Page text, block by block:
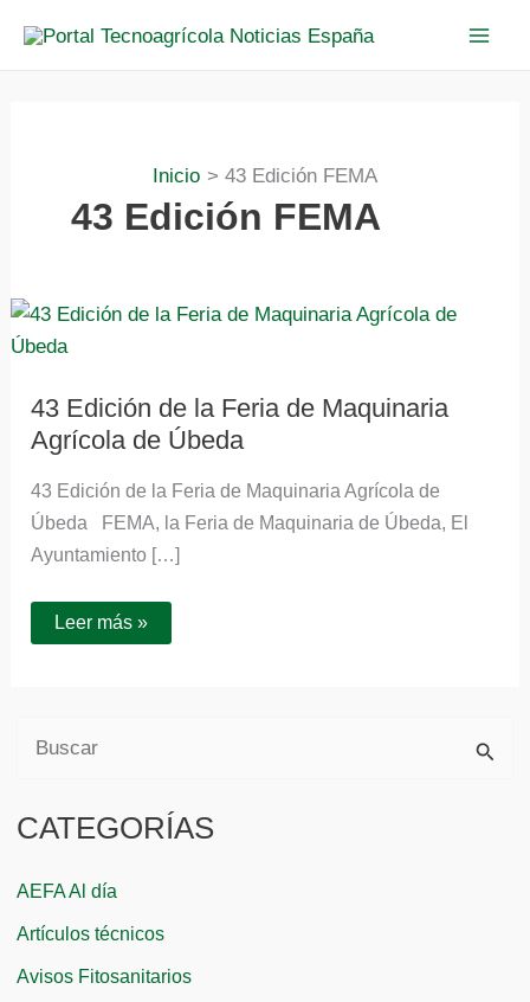
Inicio 43 Edición FEMA
43 Edición FEMA
43 Edición de la Feria de Maquinaria
Agrícola de Úbeda
43 Edición de la Feria de Maquinaria Agrícola de
Úbeda FEMA, la Feria de Maquinaria de Úbeda, El
Ayuntamiento […]
43
Edición
de
de
Maquinaria
Agrícola
de
Leer más »
s
r
p
CATEGORÍAS
AEFA Al día
Artículos técnicos
Avisos Fitosanitarios